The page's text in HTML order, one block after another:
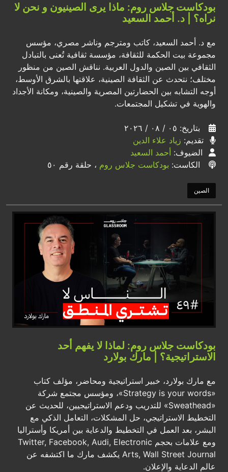
بودكاست جلاس روم: ماذا يرى الصينيون و نحن لا
نراه؟ | د. أحمد السعيد
مع د. أحمد السعيد، كاتب ومترجم وناشر مصري، مؤسس
مجموعة بيت الحكمة للثقافة، مؤسسة ثقافية تُعنى بالتبادل
الثقافي بين الصين والدول العربية. نناقش الصين من منظور
مختلف؛ نتحدث عن الثقافة الصينية، علاقتها بالشرق الأوسط،
أوجه التشابه بين الحضارتين المصرية والصينية، ومكانة الأجداد
والهوية في تشكيل المجتمعات.
بتاريخ: ٠٥ / ٠٨ / ٢٠٢٦
تقديم: زياد علاء الدين
الضيوف: أحمد السعيد
الكاست: بودكاست جلاس روم ، حلقة رقم ٥٠
الصين
بودكاست جلاس روم: لماذا لا يفهم أحد
الاستراتيجية؟ | مارك بولارد
مع مارك بولارد، خبير استراتيجية ومحاضر، مؤلف كتاب
«Strategy is your words»، ومؤسس مجتمع شركة
«Sweathead» للتدريب ودعم الاستراتيجيين، للحديث عن
التخطيط الاستراتيجي، حل المشكلات، التعامل الذكي مع
البشر، بعد العمل في التخطيط والدعاية بين أمريكا وأستراليا
ومع علامات بحجم Twitter, Facebook, Audi, Electronic
Arts, Wall Street Journal يكشف مارك ما اكتشفه عن
عالم الدعاية والإعلان.